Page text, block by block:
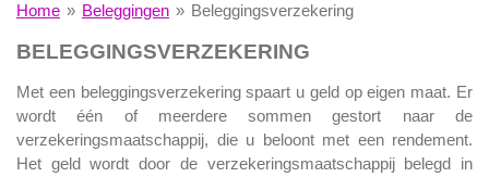
Home » Beleggingen » Beleggingsverzekering
BELEGGINGSVERZEKERING
Met een beleggingsverzekering spaart u geld op eigen maat. Er
wordt één of meerdere sommen gestort naar de
verzekeringsmaatschappij, die u beloont met een rendement.
Het geld wordt door de verzekeringsmaatschappij belegd in